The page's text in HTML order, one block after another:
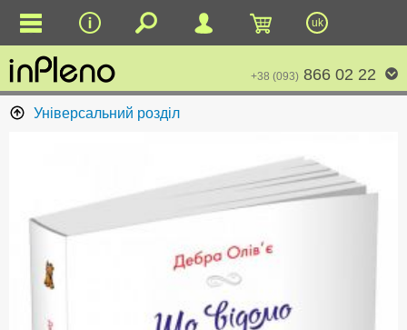
uk
+38 (093) 866 02 22
Універсальний розділ